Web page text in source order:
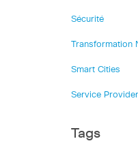
Sécurité
Transformation
Smart Cities
Service Provider
Tags